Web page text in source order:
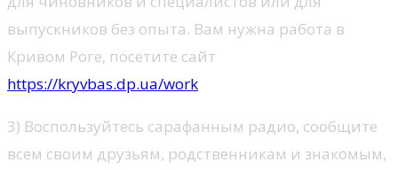
выпускников без опыта. Вам нужна работа в
Кривом Роге, посетите сайт
https://kryvbas.dp.ua/work
3) Воспользуйтесь сарафанным радио, сообщите
всем своим друзьям, родственникам и знакомым,